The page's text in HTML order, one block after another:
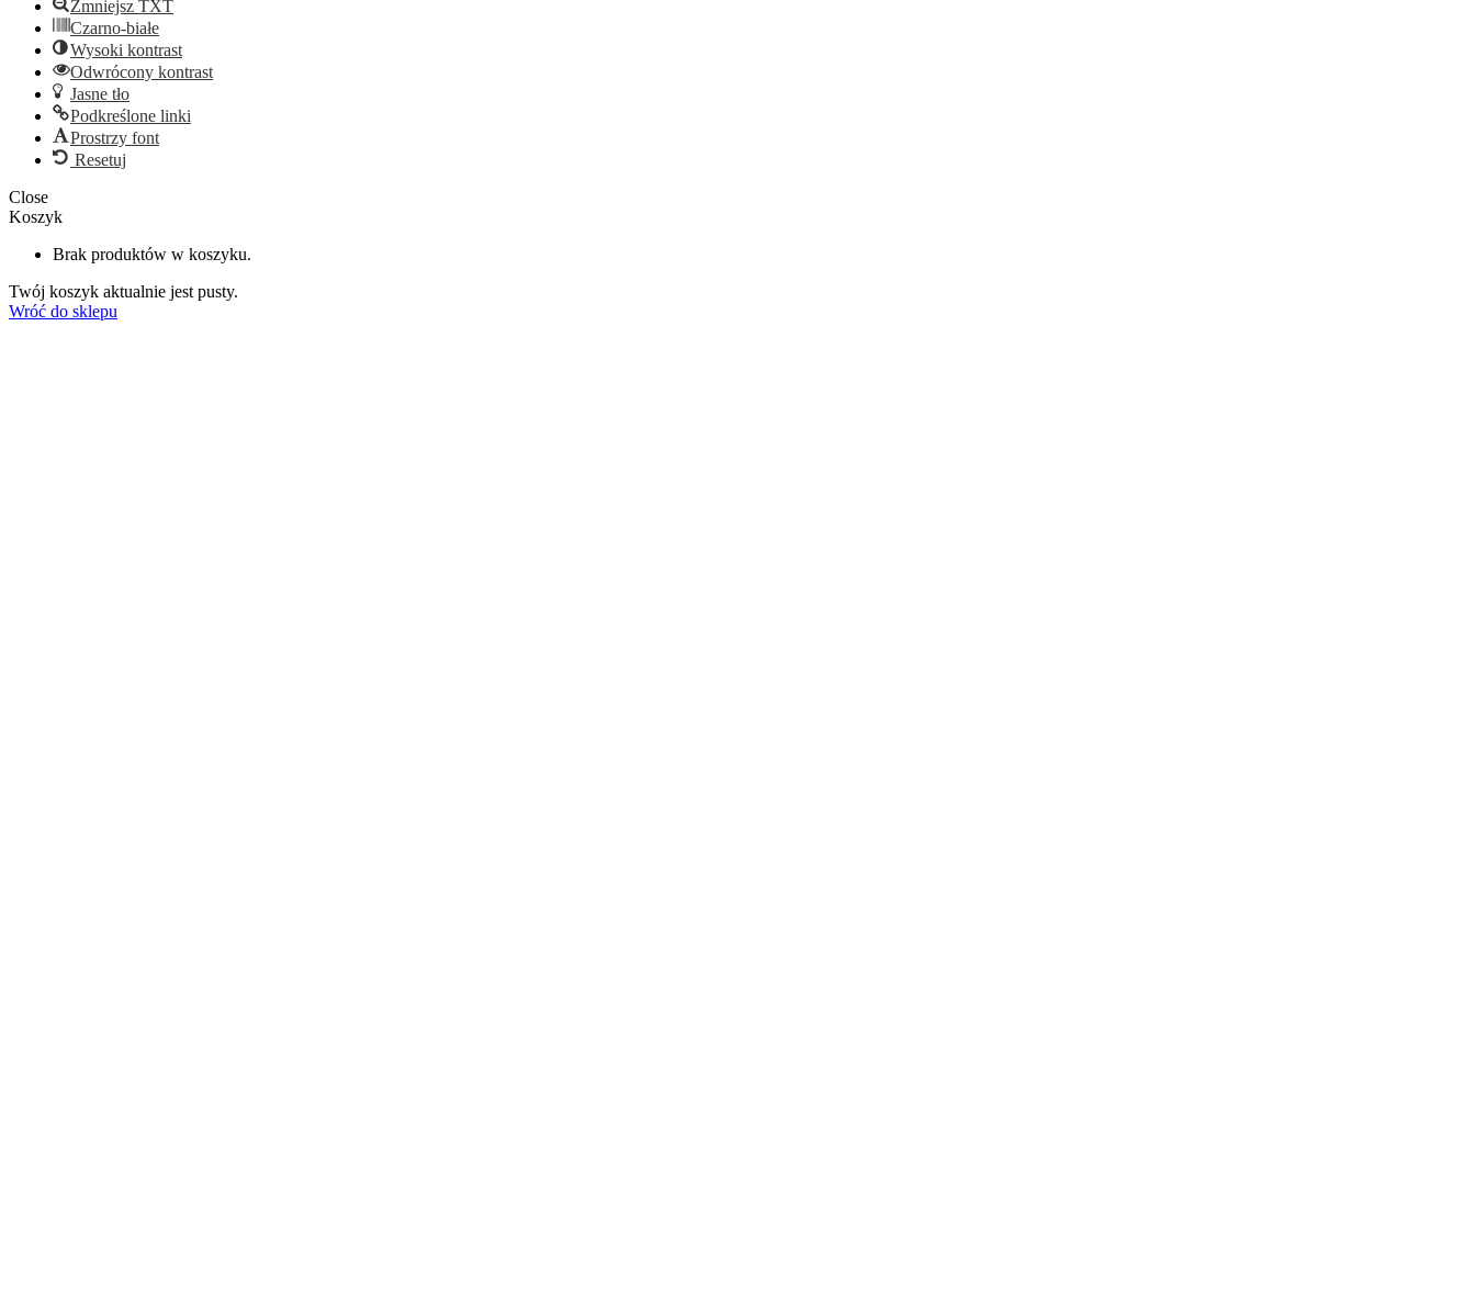
Zmniejsz TXT
Czarno-białe
Wysoki kontrast
Odwrócony kontrast
Jasne tło
Podkreślone linki
Prostrzy font
Resetuj
Close
Koszyk
Brak produktów w koszyku.
Twój koszyk aktualnie jest pusty.
Wróć do sklepu